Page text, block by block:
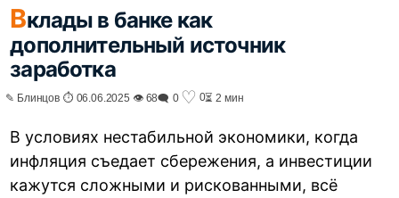
Вклады в банке как
дополнительный источник
заработка
✎ Блинцов ⏱ 06.06.2025 👁 68🗨 0 ♡ 0⏳ 2 мин
В условиях нестабильной экономики, когда
инфляция съедает сбережения, а инвестиции
кажутся сложными и рискованными, всё